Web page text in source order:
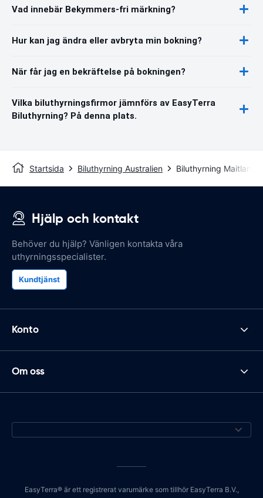
Vad innebär Bekymmers-fri märkning?
Hur kan jag ändra eller avbryta min bokning?
När får jag en bekräftelse på bokningen?
Vilka biluthyrningsfirmor jämnförs av EasyTerra
Biluthyrning? På denna plats.
Startsida Biluthyrning Australien Biluthyrning Maitland
Hjälp och kontakt
Behöver du hjälp? Vänligen kontakta våra
uthyrningsspecialister.
Kundtjänst
Konto
Om oss
EasyTerra® är ett registrerat varumärke som tillhör EasyTerra B.V.,